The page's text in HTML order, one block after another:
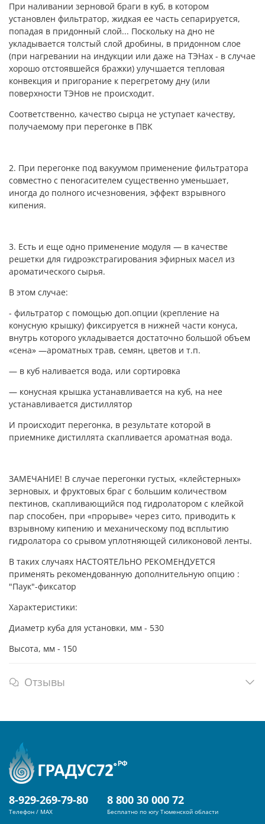
При наливании зерновой браги в куб, в котором
установлен фильтратор, жидкая ее часть сепарируется,
попадая в придонный слой... Поскольку на дно не
укладывается толстый слой дробины, в придонном слое
(при нагревании на индукции или даже на ТЭНах - в случае
хорошо отстоявшейся бражки) улучшается тепловая
конвекция и пригорание к перегретому дну (или
поверхности ТЭНов не происходит.
Соответственно, качество сырца не уступает качеству,
получаемому при перегонке в ПВК
2. При перегонке под вакуумом применение фильтратора
совместно с пеногасителем существенно уменьшает,
иногда до полного исчезновения, эффект взрывного
кипения.
3. Есть и еще одно применение модуля — в качестве
решетки для гидроэкстрагирования эфирных масел из
ароматического сырья.
В этом случае:
- фильтратор с помощью доп.опции (крепление на
конусную крышку) фиксируется в нижней части конуса,
внутрь которого укладывается достаточно большой объем
«сена» —ароматных трав, семян, цветов и т.п.
— в куб наливается вода, или сортировка
— конусная крышка устанавливается на куб, на нее
устанавливается дистиллятор
И происходит перегонка, в результате которой в
приемнике дистиллята скапливается ароматная вода.
ЗАМЕЧАНИЕ! В случае перегонки густых, «клейстерных»
зерновых, и фруктовых браг с большим количеством
пектинов, скапливающийся под гидролатором с клейкой
пар способен, при «прорыве» через сито, приводить к
взрывному кипению и механическому под всплытию
гидролатора со срывом уплотняющей силиконовой ленты.
В таких случаях НАСТОЯТЕЛЬНО РЕКОМЕНДУЕТСЯ
применять рекомендованную дополнительную опцию :
"Паук"-фиксатор
Характеристики:
Диаметр куба для установки, мм - 530
Высота, мм - 150
Отзывы
8-929-269-79-80
Телефон / MAX
8 800 30 000 72
Бесплатно по югу Тюменской области